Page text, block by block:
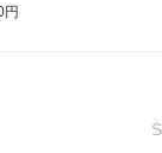
円